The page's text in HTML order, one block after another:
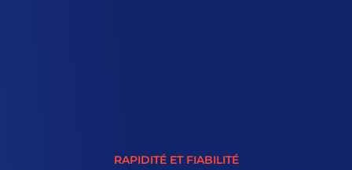
RAPIDITÉ ET FIABILITÉ